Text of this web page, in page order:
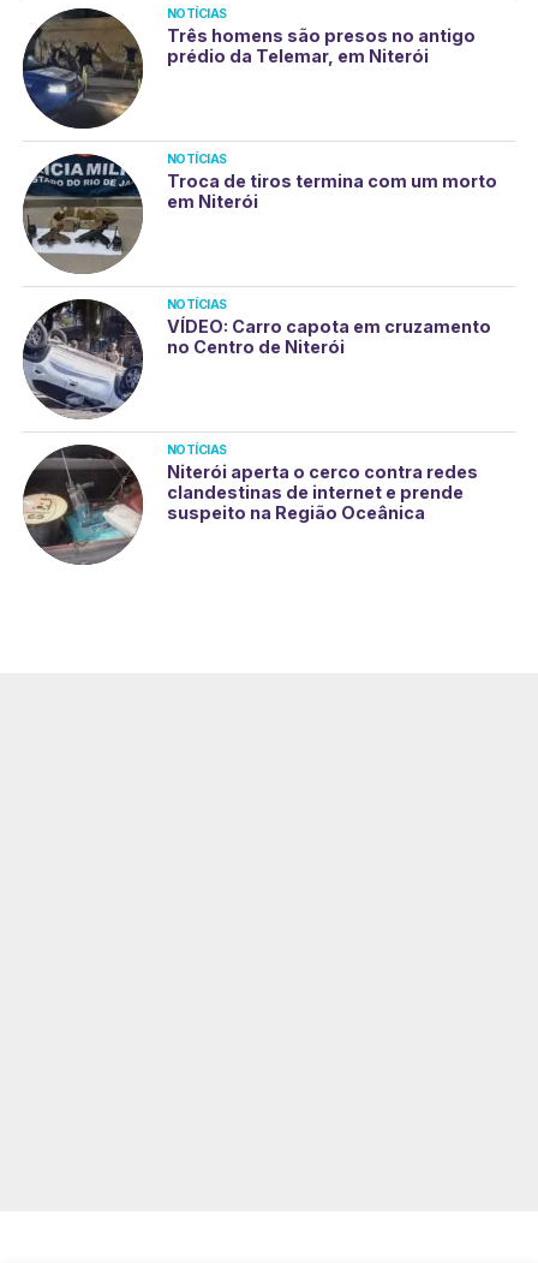
NOTÍCIAS
Três homens são presos no antigo
prédio da Telemar, em Niterói
NOTÍCIAS
Troca de tiros termina com um morto
em Niterói
NOTÍCIAS
VÍDEO: Carro capota em cruzamento
no Centro de Niterói
NOTÍCIAS
Niterói aperta o cerco contra redes
clandestinas de internet e prende
suspeito na Região Oceânica